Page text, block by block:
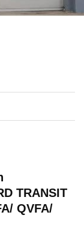
TRANSIT
QVFA/